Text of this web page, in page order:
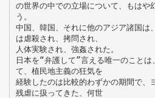
の世界の中での立場について、もはや
う。
中国、韓国、それに他のアジア諸国は
は虐殺され、拷問され、
人体実験され、強姦された。
日本を“弁護して”言える唯一のことは
て、植民地主義の狂気を
経験したのは比較的わずかの期間で、
残虐に扱ってきた、何世